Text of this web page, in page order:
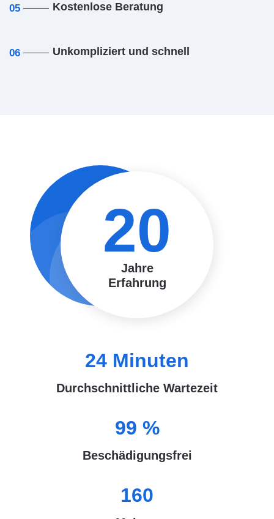
05 Kostenlose Beratung
06 Unkompliziert und schnell
20
Jahre
Erfahrung
24 Minuten
Durchschnittliche Wartezeit
99 %
Beschädigungsfrei
160